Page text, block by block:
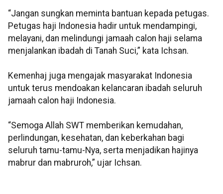
“Jangan sungkan meminta bantuan kepada petugas.
Petugas haji Indonesia hadir untuk mendampingi,
melayani, dan melindungi jamaah calon haji selama
menjalankan ibadah di Tanah Suci,” kata Ichsan.
Kemenhaj juga mengajak masyarakat Indonesia
untuk terus mendoakan kelancaran ibadah seluruh
jamaah calon haji Indonesia.
“Semoga Allah SWT memberikan kemudahan,
perlindungan, kesehatan, dan keberkahan bagi
seluruh tamu-tamu-Nya, serta menjadikan hajinya
mabrur dan mabruroh,” ujar Ichsan.